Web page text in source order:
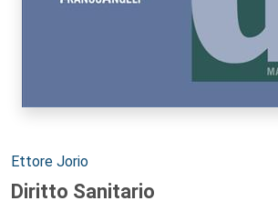
Autori:
Ettore Jorio
Diritto Sanitario